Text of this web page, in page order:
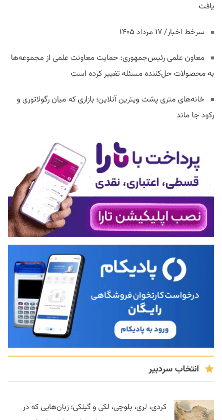
یافت
سرخط اخبار/ ۱۷ مرداد ۱۴۰۵
معاون علمی رئیس‌جمهوری: حمایت معاونت علمی از مجموعه‌ها
به محصولات حل‌کننده مسئله تغییر کرده است
خانه‌های متری پشت ویترین آنلاین؛ بازاری که میان رگولاتوری و
رکود جا ماند
انتخاب سردبیر
کردی، لری، بلوچی، لکی و گیلکی؛ زبان‌هایی که در